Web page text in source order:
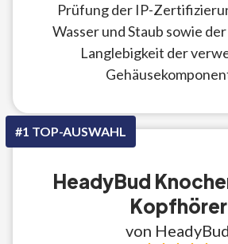
Prüfung der IP-
Wasser und Staub sowie
Langlebigkeit der
#1 TOP-AUSWAHL
HeadyBud
Kopfhörer
von HeadyBud